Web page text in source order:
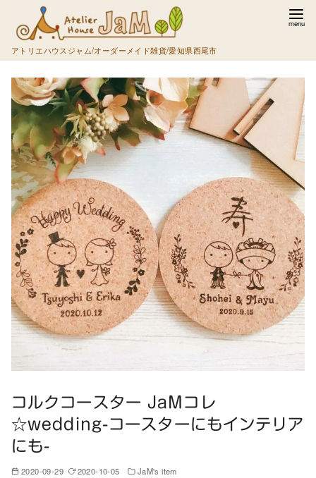
ン
アトリエハウスジャム/オーダーメイド雑貨/愛知県西尾市
コルクコースター JaMコレ
☆wedding-コースターにもインテリア
にも-
2020-09-29 2020-10-05 JaM's item